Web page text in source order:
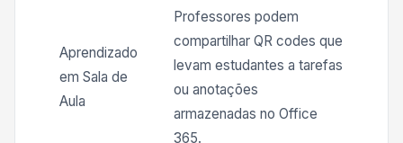
Aprendizado
em Sala de
Aula
Professores podem
compartilhar QR codes que
levam estudantes a tarefas
ou anotações
armazenadas no Office
365.